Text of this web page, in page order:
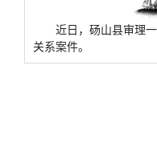
近日，砀山县审理
关系案件。